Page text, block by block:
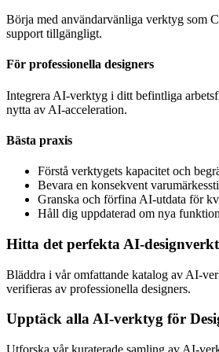
Börja med användarvänliga verktyg som
support tillgängligt.
För professionella designers
Integrera AI-verktyg i ditt befintliga
nytta av AI-acceleration.
Bästa praxis
Förstå verktygets kapacitet och
Bevara en konsekvent
Granska och förfina AI-utdata för
Håll dig uppdaterad om nya
Hitta det perfekta AI-
Bläddra i vår omfattande katalog av AI-
verifieras av professionella designers.
Upptäck alla AI-verktyg för